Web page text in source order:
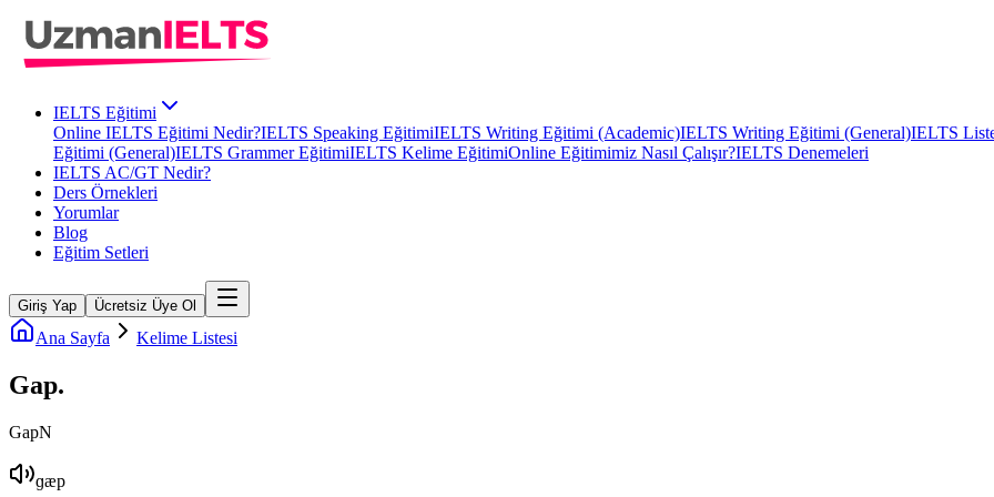
IELTS Eğitimi
Online IELTS Eğitimi Nedir?IELTS Speaking EğitimiIELTS Writing Eğitimi (Academic)IELTS Writing Eğitimi (General)IELTS
Eğitimi (General)IELTS Grammer EğitimiIELTS Kelime EğitimiOnline Eğitimimiz Nasıl Çalışır?IELTS Denemeleri
IELTS AC/GT Nedir?
Ders Örnekleri
Yorumlar
Blog
Eğitim Setleri
Giriş Yap Ücretsiz Üye Ol
Ana Sayfa Kelime Listesi
Gap.
GapN
ɡæp